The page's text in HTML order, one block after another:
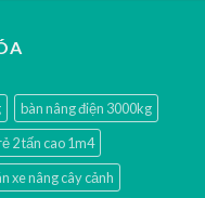
bàn nâng điện 3000kg
2 tấn cao 1m4
xe nâng cây cảnh